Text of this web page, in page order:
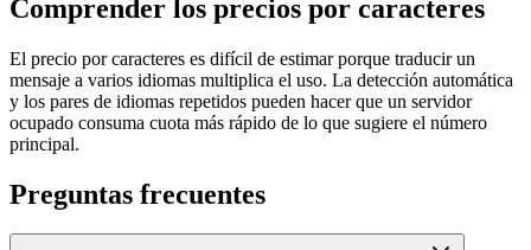
Comprender los precios por caracteres
El precio por caracteres es difícil de estimar porque traducir un
mensaje a varios idiomas multiplica el uso. La detección automática
y los pares de idiomas repetidos pueden hacer que un servidor
ocupado consuma cuota más rápido de lo que sugiere el número
principal.
Preguntas frecuentes